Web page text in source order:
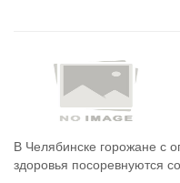
В Челябинске горожане с
здоровья посоревнуются